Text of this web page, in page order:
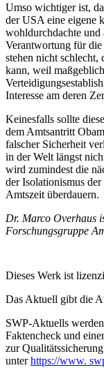
Umso wichtiger ist,
der USA eine eigene
wohldurchdachte
Verantwortung für
stehen nicht schlecht,
kann, weil
Interesse am deren
Keinesfalls sollte
dem Amtsantritt
falscher Sicherheit
in der Welt längst
wird zumindest die
der Isolationismus
Amtszeit überdauern.
Dr. Marco Overhaus
Forschungsgruppe
Dieses Werk ist
Das Aktuell gibt die
SWP-Aktuells
Faktencheck und
zur
unterhttps://www.